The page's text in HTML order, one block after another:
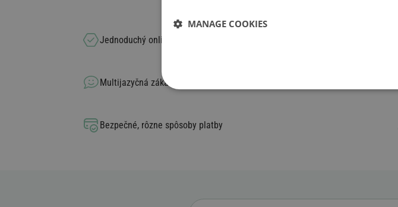
Jednoduchý online nákup
Multijazyčná zákaznícka podpora, rýchla služba
Bezpečné, rôzne spôsoby platby
MANAGE COOKIES